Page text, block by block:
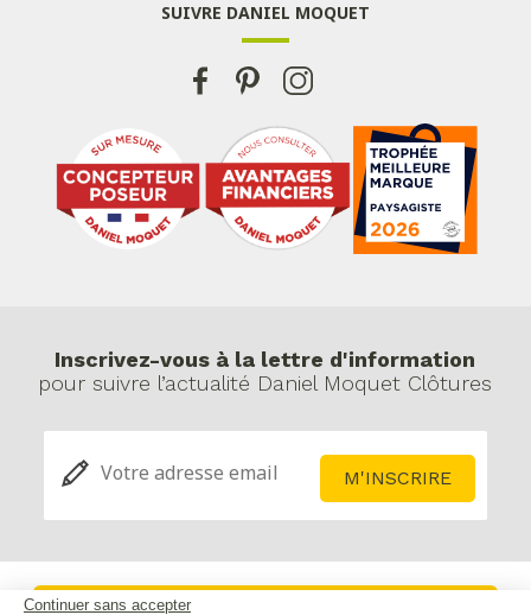
Continuer sans accepter
SUIVRE DANIEL MOQUET
Inscrivez-vous à la lettre d'information
pour suivre l’actualité Daniel Moquet Clôtures